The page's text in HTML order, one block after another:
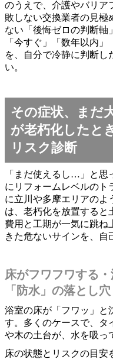
のうえで、介護やバリア
敗しない交換業者の見極
ない「後悔ゼロの判断軸
「今すぐ」「数年以内
を、自分で冷静に判断し
い。
その症状、まだ
が老朽化したと
リスク診断
「まだ使えるし…」と思
にリフォームレベルのト
に立川や多摩エリアのよ
は、老朽化を放置すると
費用と工期が一気に跳ね
きた危ないサインを、自
床がフワフワする
「防水」の落とし穴
浴室の床が「フワッ」と
す。多くのケースで、タ
や木の土台が、水を吸っ
床の状態とリスクの目安